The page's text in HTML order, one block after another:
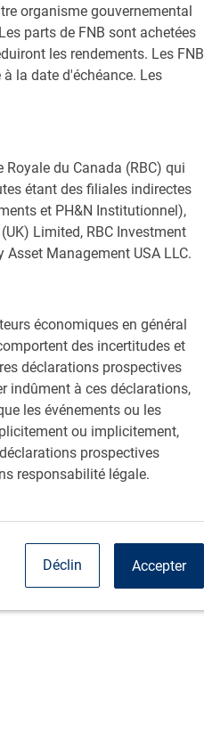
organisme gouvernemental
parts de FNB sont achetées
les rendements. Les FNB
la date d'échéance. Les
du Canada (RBC) qui
étant des filiales indirectes
et PH&N Institutionnel),
Limited, RBC Investment
Management USA LLC.
économiques en général
des incertitudes et
déclarations prospectives
indûment à ces déclarations,
les événements ou les
ou implicitement,
prospectives
responsabilité légale.
Accepter
Déclin